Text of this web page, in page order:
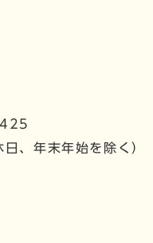
、年末年始を除く）